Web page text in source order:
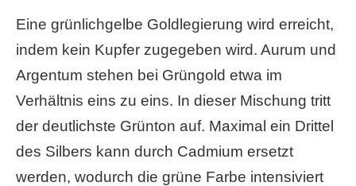
Eine grünlichgelbe Goldlegierung wird erreicht,
indem kein Kupfer zugegeben wird. Aurum und
Argentum stehen bei Grüngold etwa im
Verhältnis eins zu eins. In dieser Mischung tritt
der deutlichste Grünton auf. Maximal ein Drittel
des Silbers kann durch Cadmium ersetzt
werden, wodurch die grüne Farbe intensiviert